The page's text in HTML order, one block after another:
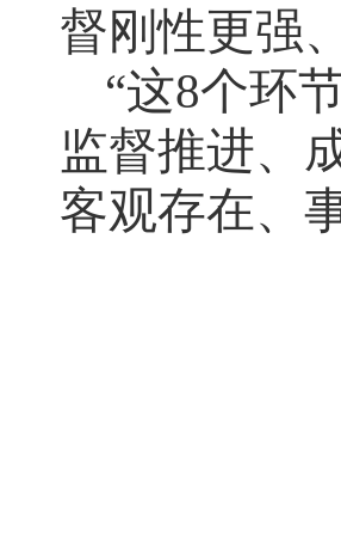
督刚性更强
“这8个环
监督推进、
客观存在、